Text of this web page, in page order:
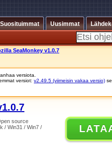
Suosituimmat Uusimmat
SeaMonkey v1.0.7
versiota.
versiot: v2.49.5 (viimeisin vakaa versio)
source
/ Win31 / Win7 /